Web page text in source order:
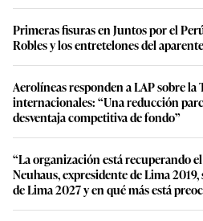
Primeras fisuras en Juntos por el
Robles y los entretelones del
Aerolíneas responden a LAP sobre la
internacionales: “Una reducción
desventaja competitiva de fondo”
“La organización está recuperando
Neuhaus, expresidente de Lima
de Lima 2027 y en qué más está